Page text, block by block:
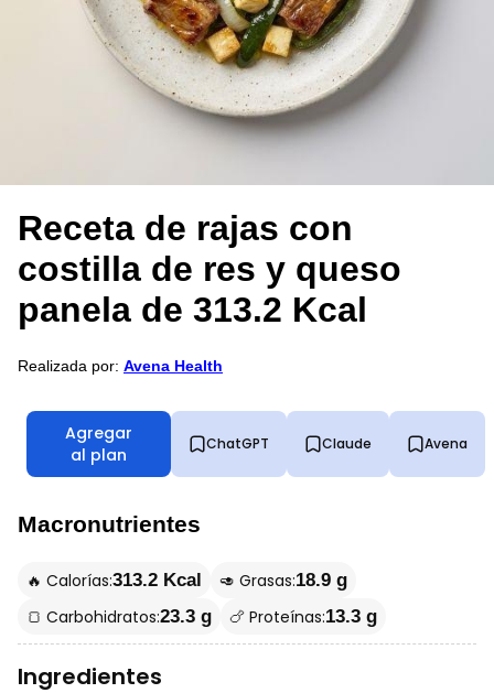
Receta de rajas con
costilla de res y queso
panela de 313.2 Kcal
Realizada por: Avena Health
Agregar
al plan
ChatGPT Claude Avena
Macronutrientes
🔥 Calorías:313.2 Kcal 🥑 Grasas:18.9 g
🍞 Carbohidratos:23.3 g 🍗 Proteínas:13.3 g
Ingredientes